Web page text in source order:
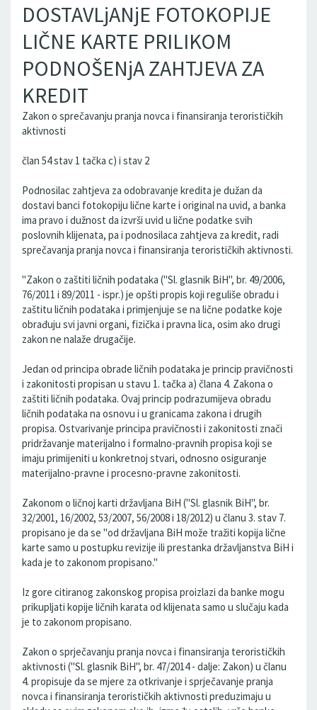
DOSTAVLjANjE FOTOKOPIJE
LIČNE KARTE PRILIKOM
PODNOŠENjA ZAHTJEVA ZA
KREDIT
Zakon o sprečavanju pranja novca i finansiranja terorističkih
aktivnosti
član 54 stav 1 tačka c) i stav 2
Podnosilac zahtjeva za odobravanje kredita je dužan da
dostavi banci fotokopiju lične karte i original na uvid, a banka
ima pravo i dužnost da izvrši uvid u lične podatke svih
poslovnih klijenata, pa i podnosilaca zahtjeva za kredit, radi
sprečavanja pranja novca i finansiranja terorističkih aktivnosti.
"Zakon o zaštiti ličnih podataka ("Sl. glasnik BiH", br. 49/2006,
76/2011 i 89/2011 - ispr.) je opšti propis koji reguliše obradu i
zaštitu ličnih podataka i primjenjuje se na lične podatke koje
obrađuju svi javni organi, fizička i pravna lica, osim ako drugi
zakon ne nalaže drugačije.
Jedan od principa obrade ličnih podataka je princip pravičnosti
i zakonitosti propisan u stavu 1. tačka a) člana 4. Zakona o
zaštiti ličnih podataka. Ovaj princip podrazumijeva obradu
ličnih podataka na osnovu i u granicama zakona i drugih
propisa. Ostvarivanje principa pravičnosti i zakonitosti znači
pridržavanje materijalno i formalno-pravnih propisa koji se
imaju primijeniti u konkretnoj stvari, odnosno osiguranje
materijalno-pravne i procesno-pravne zakonitosti.
Zakonom o ličnoj karti državljana BiH ("Sl. glasnik BiH", br.
32/2001, 16/2002, 53/2007, 56/2008 i 18/2012) u članu 3. stav 7.
propisano je da se "od državljana BiH može tražiti kopija lične
karte samo u postupku revizije ili prestanka državljanstva BiH i
kada je to zakonom propisano."
Iz gore citiranog zakonskog propisa proizlazi da banke mogu
prikupljati kopije ličnih karata od klijenata samo u slučaju kada
je to zakonom propisano.
Zakon o sprječavanju pranja novca i finansiranja terorističkih
aktivnosti ("Sl. glasnik BiH", br. 47/2014 - dalje: Zakon) u članu
4. propisuje da se mjere za otkrivanje i sprječavanje pranja
novca i finansiranja terorističkih aktivnosti preduzimaju u